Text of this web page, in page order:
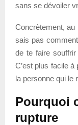
sans se dévoiler
Concrètement, au
sais pas
de te faire
C’est plus facile
la personne qui le
Pourquoi
rupture